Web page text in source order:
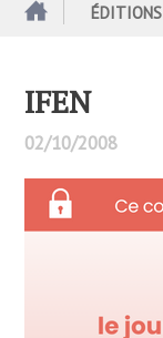
ÉDITIONS
IFEN
02/10/2008